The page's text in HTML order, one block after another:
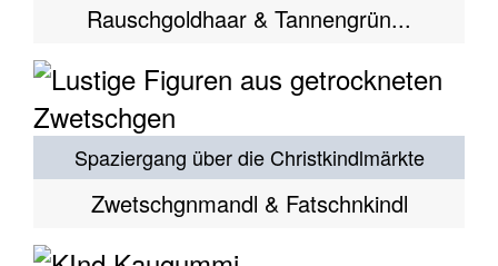
Rauschgoldhaar & Tannengrün...
Spaziergang über die Christkindlmärkte
Zwetschgnmandl & Fatschnkindl